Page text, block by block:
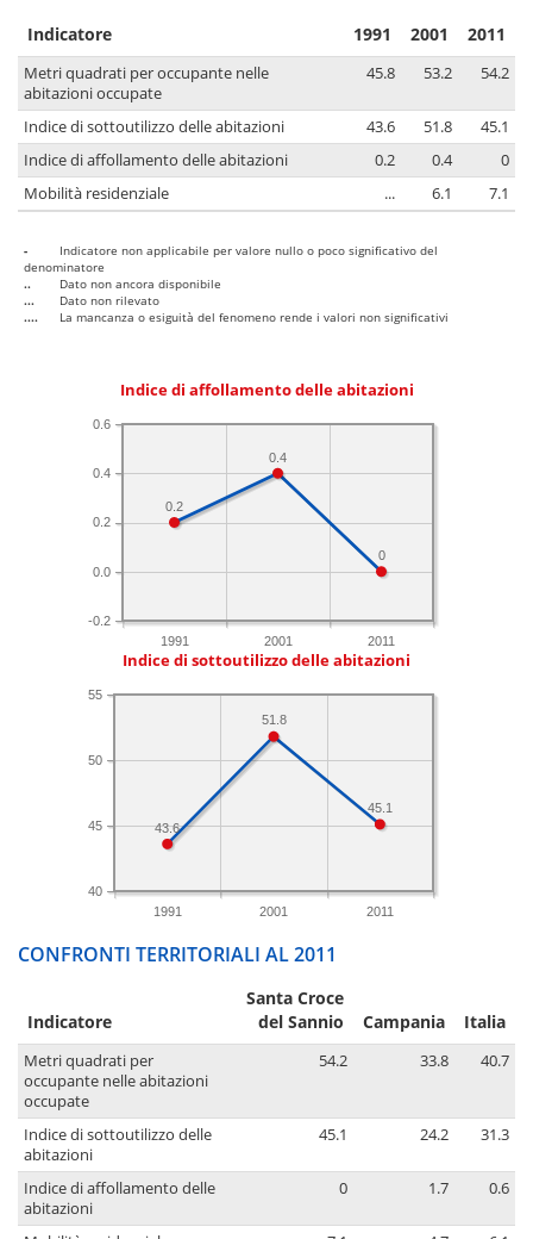
Indicatore 1991 2001 2011
Metri quadrati per occupante nelle
abitazioni occupate
45.8 53.2 54.2
Indice di sottoutilizzo delle abitazioni 43.6 51.8
45.1
Indice di affollamento delle abitazioni
0.2 0.4
0
Mobilità residenziale
... 6.1 7.1
-
Indicatore non applicabile per valore nullo o poco significativo del
denominatore
..
Dato non ancora disponibile
...
Dato non rilevato
....
La mancanza o esiguità del fenomeno rende i valori non significativi
Indice di affollamento delle abitazioni
1991 2001 2011
-0.2
0.0
0.2
0.4
0.6
0
0.4
0.2
Indice di sottoutilizzo delle abitazioni
1991 2001 2011
40
45
50
55
45.1
51.8
43.6
CONFRONTI TERRITORIALI AL 2011
Indicatore
Santa Croce
del Sannio
Campania Italia
Metri quadrati per
occupante nelle abitazioni
occupate
54.2 33.8 40.7
Indice di sottoutilizzo delle
abitazioni
45.1 24.2 31.3
Indice di affollamento delle
abitazioni
0 1.7 0.6